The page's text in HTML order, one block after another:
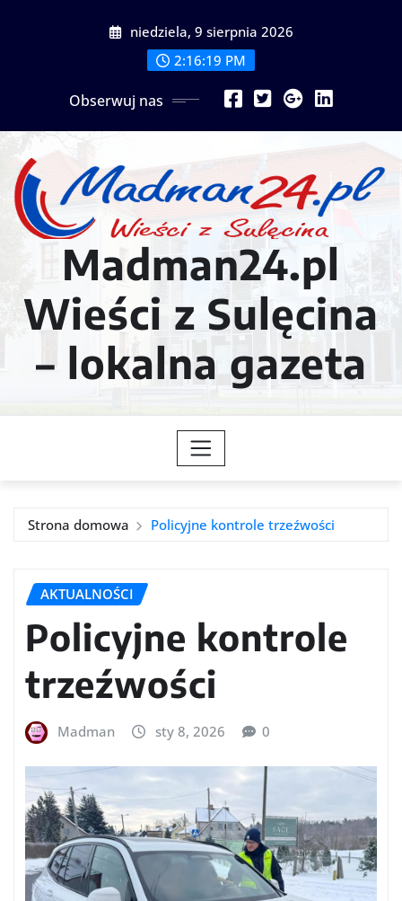
niedziela, 9 sierpnia 2026
2:16:21 PM
Obserwuj nas
Madman24.pl
Wieści z Sulęcina
– lokalna gazeta
Strona domowa Policyjne kontrole trzeźwości
AKTUALNOŚCI
Policyjne kontrole
trzeźwości
Madman sty 8, 2026 0